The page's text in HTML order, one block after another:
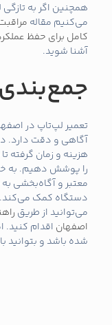
همچنین اگر به تازگی
می‌کنیم مقاله
کامل برای حفظ
آشنا شوید.
تعمیر لپ‌تاپ در
آگاهی و دقت دارد.
هزینه و زمان گرفته
را پوشش دهیم. به
معتبر و آگاه‌بخشی
دستگاه کمک می‌کند.
می‌توانید از طریق
اصفهان اقدام کنید.
شده باشد و بتوانید